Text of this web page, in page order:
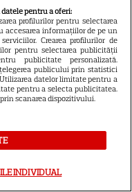
Prime Video din
Point” și
pentru a oferi:
profilurilor pentru selectarea
accesarea informațiilor de pe un
Crearea profilurilor de
pentru selectarea publicității
publicitate personalizată.
publicului prin statistici
datelor limitate pentru a
pentru a selecta publicitatea.
scanarea dispozitivului.
INDIVIDUAL